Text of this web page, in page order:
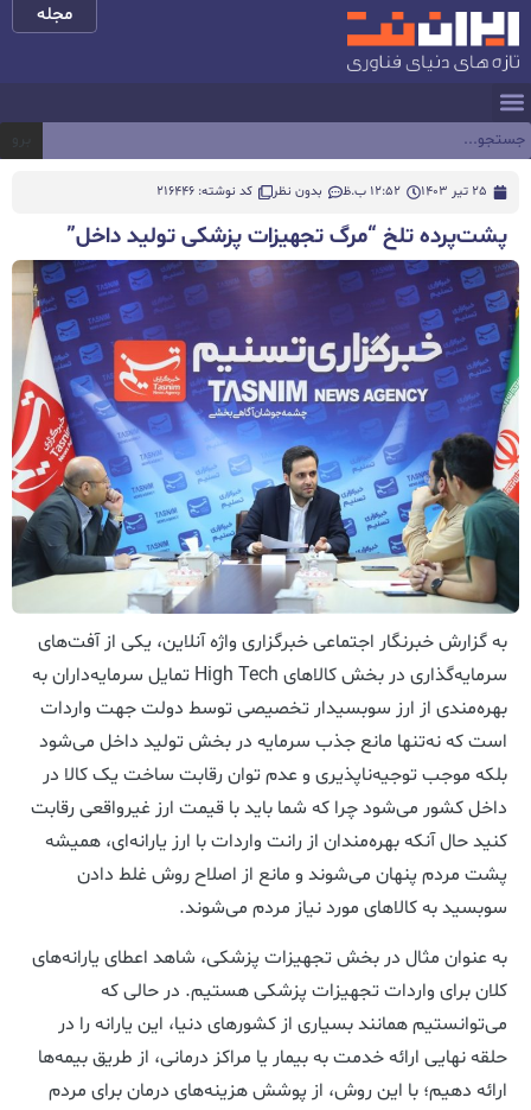
مجله
25 تیر 1403 12:52 ب.ظ بدون نظر کد نوشته: 216446
پشت‌پرده تلخ “مرگ تجهیزات پزشکی تولید داخل”
به گزارش خبرنگار اجتماعی خبرگزاری واژه آنلاین، یکی از آفت‌های
سرمایه‌گذاری در بخش کالاهای High Tech تمایل سرمایه‌داران به
بهره‌مندی از ارز سوبسیدار تخصیصی توسط دولت جهت واردات
است که نه‌تنها مانع جذب سرمایه در بخش تولید داخل می‌شود
بلکه موجب توجیه‌ناپذیری و عدم توان رقابت ساخت یک کالا در
داخل کشور می‌شود چرا که شما باید با قیمت ارز غیرواقعی رقابت
کنید حال آنکه بهره‌مندان از رانت واردات با ارز یارانه‌‌ای، همیشه
پشت مردم پنهان می‌شوند و مانع از اصلاح روش غلط دادن
سوبسید به کالاهای مورد نیاز مردم می‌شوند.
به عنوان مثال در بخش تجهیزات پزشکی، شاهد اعطای یارانه‌های
کلان برای واردات تجهیزات پزشکی هستیم. در حالی که
می‌توانستیم همانند بسیاری از کشورهای دنیا، این یارانه را در
حلقه نهایی ارائه خدمت به بیمار یا مراکز درمانی، از طریق بیمه‌ها
ارائه دهیم؛ با این روش، از پوشش هزینه‌های درمان برای مردم